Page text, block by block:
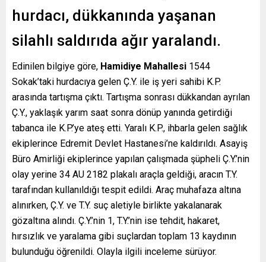
hurdacı, dükkanında yaşanan
silahlı saldırıda ağır yaralandı.
Edinilen bilgiye göre, Hamidiye Mahallesi 1544
Sokak’taki hurdacıya gelen Ç.Y. ile iş yeri sahibi K.P.
arasında tartışma çıktı. Tartışma sonrası dükkandan ayrılan
Ç.Y., yaklaşık yarım saat sonra dönüp yanında getirdiği
tabanca ile K.P.’ye ateş etti. Yaralı K.P., ihbarla gelen sağlık
ekiplerince Edremit Devlet Hastanesi’ne kaldırıldı. Asayiş
Büro Amirliği ekiplerince yapılan çalışmada şüpheli Ç.Y.’nin
olay yerine 34 AU 2182 plakalı araçla geldiği, aracın T.Y.
tarafından kullanıldığı tespit edildi. Araç muhafaza altına
alınırken, Ç.Y. ve T.Y. suç aletiyle birlikte yakalanarak
gözaltına alındı. Ç.Y.’nin 1, T.Y.’nin ise tehdit, hakaret,
hırsızlık ve yaralama gibi suçlardan toplam 13 kaydının
bulunduğu öğrenildi. Olayla ilgili inceleme sürüyor.